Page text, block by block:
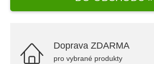
Doprava ZDARMA
pro vybrané produkty